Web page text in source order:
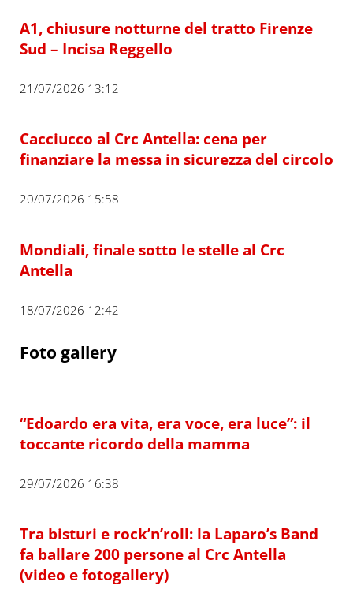
A1, chiusure notturne del tratto Firenze
Sud – Incisa Reggello
21/07/2026 13:12
Cacciucco al Crc Antella: cena per
finanziare la messa in sicurezza del circolo
20/07/2026 15:58
Mondiali, finale sotto le stelle al Crc
Antella
18/07/2026 12:42
Foto gallery
“Edoardo era vita, era voce, era luce”: il
toccante ricordo della mamma
29/07/2026 16:38
Tra bisturi e rock’n’roll: la Laparo’s Band
fa ballare 200 persone al Crc Antella
(video e fotogallery)